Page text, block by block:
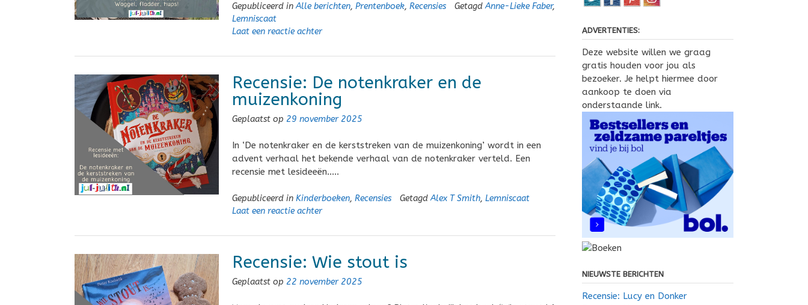
Gepubliceerd inAlle berichten, Prentenboek, Recensies GetagdAnne-Lieke Faber,
Lemniscaat
Laat een reactie achter
Recensie: De notenkraker en de
muizenkoning
Geplaatst op 29 november 2025
In ‘De notenkraker en de kerststreken van de muizenkoning’ wordt in een
advent verhaal het bekende verhaal van de notenkraker verteld. Een
recensie met lesideeën…..
Gepubliceerd in Kinderboeken, Recensies GetagdAlex T Smith, Lemniscaat
Laat een reactie achter
Recensie: Wie stout is
Geplaatst op 22 november 2025
ADVERTENTIES:
Deze website willen we graag
gratis houden voor jou als
bezoeker. Je helpt hiermee door
aankoop te doen via
onderstaande link.
NIEUWSTE BERICHTEN
Recensie: Lucy en Donker